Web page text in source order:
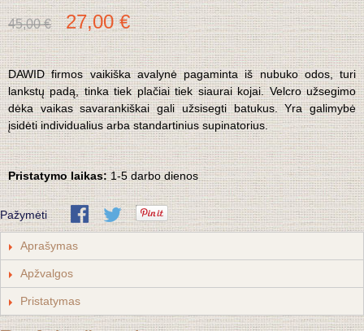
45,00 € 27,00 €
DAWID firmos vaikiška avalynė pagaminta iš nubuko odos, turi
lankstų padą, tinka tiek plačiai tiek siaurai kojai. Velcro užsegimo
dėka vaikas savarankiškai gali užsisegti batukus. Yra galimybė
įsidėti individualius arba standartinius supinatorius.
Pristatymo laikas:1-5 darbo dienos
Pažymėti
Aprašymas
Apžvalgos
Pristatymas